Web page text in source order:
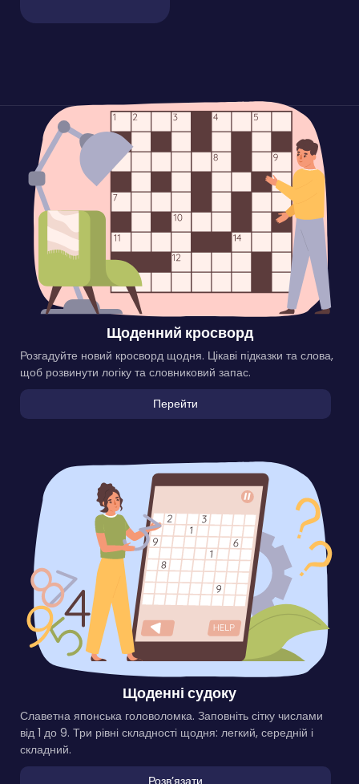
Щоденний кросворд
Розгадуйте новий кросворд щодня. Цікаві підказки та слова,
щоб розвинути логіку та словниковий запас.
Перейти
Щоденні судоку
Славетна японська головоломка. Заповніть сітку числами
від 1 до 9. Три рівні складності щодня: легкий, середній і
складний.